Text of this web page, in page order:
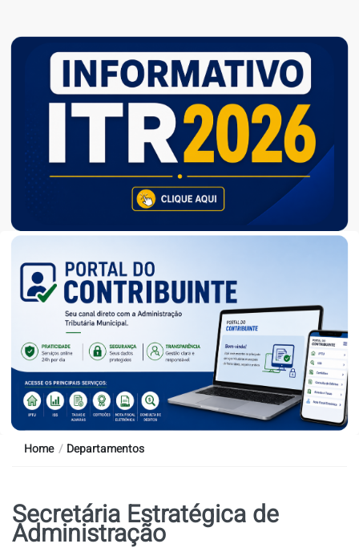
Home / Departamentos
Secretária Estratégica de
Administração